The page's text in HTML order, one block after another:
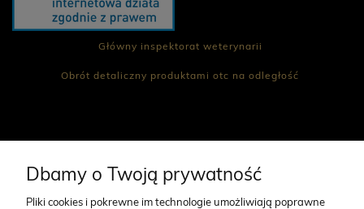
Główny inspektorat weterynarii
Obrót detaliczny produktami otc na odległość
CO NAS WYRÓŻNIA
Dbamy o Twoją prywatność
Pliki cookies i pokrewne im technologie umożliwiają poprawne